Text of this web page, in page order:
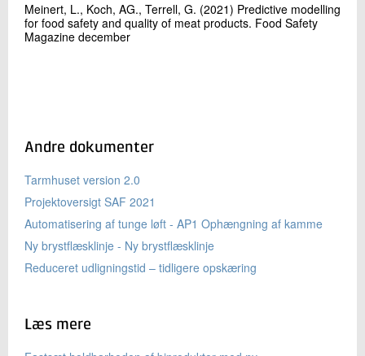
Meinert, L., Koch, AG., Terrell, G. (2021) Predictive modelling
for food safety and quality of meat products. Food Safety
Magazine december
Andre dokumenter
Tarmhuset version 2.0
Projektoversigt SAF 2021
Automatisering af tunge løft - AP1 Ophængning af kamme
Ny brystflæsklinje - Ny brystflæsklinje
Reduceret udligningstid – tidligere opskæring
Læs mere